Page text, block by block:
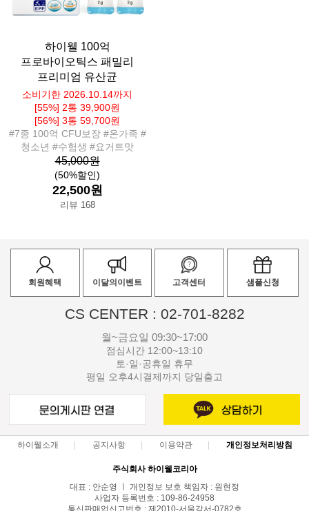
하이웰 100억
프로바이오틱스 패밀리
프리미엄 유산균
소비기한 2026.10.14까지
[55%] 2통 39,900원
[56%] 3통 59,700원
#7종 100억 CFU보장 #온가족 #
청소년 #수험생 #요거트맛
45,000원
(50%할인)
22,500원
리뷰 168
회원혜택 이달의이벤트 고객센터 샘플신청
CS CENTER : 02-701-8282
월~금요일 09:30~17:00
점심시간 12:00~13:10
토·일·공휴일 휴무
평일 오후4시결제까지 당일출고
하이웰소개 공지사항 이용약관 개인정보처리방침
주식회사 하이웰코리아
대표 : 안순영 ㅣ 개인정보 보호 책임자 : 원현정
사업자 등록번호 : 109-86-24958
통신판매업신고번호 : 제2010-서울강서-0782호